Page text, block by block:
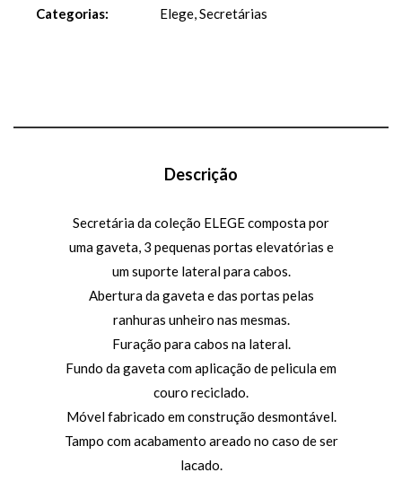
Categorias: Elege,Secretárias
Descrição
Secretária da coleção ELEGE composta por
uma gaveta, 3 pequenas portas elevatórias e
um suporte lateral para cabos.
Abertura da gaveta e das portas pelas
ranhuras unheiro nas mesmas.
Furação para cabos na lateral.
Fundo da gaveta com aplicação de pelicula em
couro reciclado.
Móvel fabricado em construção desmontável.
Tampo com acabamento areado no caso de ser
lacado.